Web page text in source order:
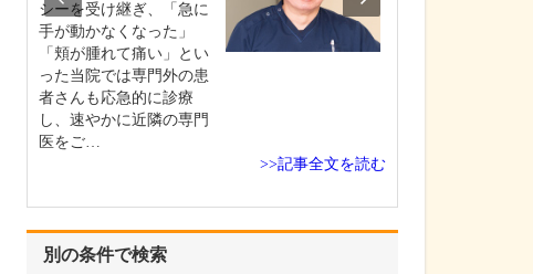
別の条件で検索
シーを受け継ぎ、「急に
手が動かなくなった」
「頬が腫れて痛い」とい
った当院では専門外の患
者さんも応急的に診療
し、速やかに近隣の専門
医をご…
>>記事全文を読む